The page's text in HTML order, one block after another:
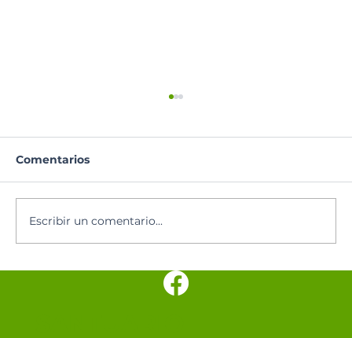
Comentarios
Escribir un comentario...